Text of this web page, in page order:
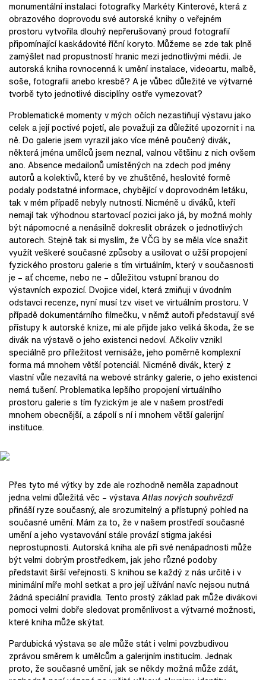
monumentální instalaci fotografky Markéty Kinterové, která z
obrazového doprovodu své autorské knihy o veřejném
prostoru vytvořila dlouhý nepřerušovaný proud fotografií
připomínající kaskádovité říční koryto. Můžeme se zde tak plně
zamýšlet nad propustností hranic mezi jednotlivými médii. Je
autorská kniha rovnocenná k umění instalace, videoartu, malbě,
soše, fotografii anebo kresbě? A je vůbec důležité ve výtvarné
tvorbě tyto jednotlivé disciplíny ostře vymezovat?
Problematické momenty v mých očích nezastiňují výstavu jako
celek a její poctivé pojetí, ale považuji za důležité upozornit i na
ně. Do galerie jsem vyrazil jako více méně poučený divák,
některá jména umělců jsem neznal, valnou většinu z nich ovšem
ano. Absence medailonů umístěných na zdech pod jmény
autorů a kolektivů, které by ve zhuštěné, heslovité formě
podaly podstatné informace, chybějící v doprovodném letáku,
tak v mém případě nebyly nutností. Nicméně u diváků, kteří
nemají tak výhodnou startovací pozici jako já, by možná mohly
být nápomocné a nenásilně dokreslit obrázek o jednotlivých
autorech. Stejně tak si myslím, že VČG by se měla více snažit
využít veškeré současné způsoby a usilovat o užší propojení
fyzického prostoru galerie s tím virtuálním, který v současnosti
je – ať chceme, nebo ne – důležitou vstupní branou do
výstavních expozicí. Dvojice videí, která zmiňuji v úvodním
odstavci recenze, nyní musí tzv. viset ve virtuálním prostoru. V
případě dokumentárního filmečku, v němž autoři představují své
přístupy k autorské knize, mi ale přijde jako veliká škoda, že se
divák na výstavě o jeho existenci nedoví. Ačkoliv vznikl
speciálně pro příležitost vernisáže, jeho poměrně komplexní
forma má mnohem větší potenciál. Nicméně divák, který z
vlastní vůle nezavítá na webové stránky galerie, o jeho existenci
nemá tušení. Problematika lepšího propojení virtuálního
prostoru galerie s tím fyzickým je ale v našem prostředí
mnohem obecnější, a zápolí s ní i mnohem větší galerijní
instituce.
Přes tyto mé výtky by zde ale rozhodně neměla zapadnout
jedna velmi důležitá věc – výstavaAtlas nových souhvězdí
přináší ryze současný, ale srozumitelný a přístupný pohled na
současné umění. Mám za to, že v našem prostředí současné
umění a jeho vystavování stále provází stigma jakési
neprostupnosti. Autorská kniha ale při své nenápadnosti může
být velmi dobrým prostředkem, jak jeho různé podoby
představit širší veřejnosti. S knihou se každý z nás určitě i v
minimální míře mohl setkat a pro její užívání navíc nejsou nutná
žádná speciální pravidla. Tento prostý základ pak může divákovi
pomoci velmi dobře sledovat proměnlivost a výtvarné možnosti,
které kniha může skýtat.
Pardubická výstava se ale může stát i velmi povzbudivou
zprávou směrem k umělcům a galerijním institucím. Jednak
proto, že současné umění, jak se někdy možná může zdát,